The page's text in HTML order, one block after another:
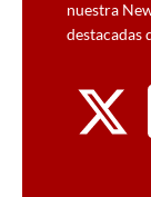
nuestra
destacadas